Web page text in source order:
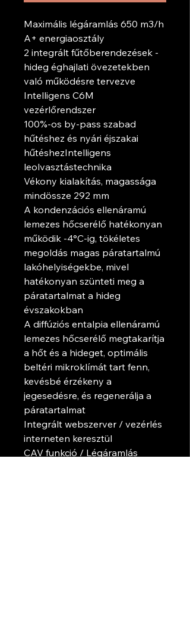
Maximális légáramlás 650 m3/h
A+ energiaosztály
2 integrált fűtőberendezések -
hideg éghajlati övezetekben
való működésre tervezve
Intelligens C6M
vezérlőrendszer
100%-os by-pass szabad
hűtéshez és nyári éjszakai
hűtéshezIntelligens
leolvasztástechnika
Vékony kialakítás, magassága
mindössze 292 mm
A kondenzációs ellenáramú
lemezes hőcserélő hatékonyan
működik -4°C-ig, tökéletes
megoldás magas páratartalmú
lakóhelyiségekbe, mivel
hatékonyan szünteti meg a
páratartalmat a hideg
évszakokban
A diffúziós entalpia ellenáramú
lemezes hőcserélő megtakarítja
a hőt és a hideget, optimális
beltéri mikroklímát tart fenn,
kevésbé érzékeny a
jegesedésre, és regenerálja a
páratartalmat
Integrált webszerver / vezérlés
interneten keresztül
CAV funkció / Légáramlás